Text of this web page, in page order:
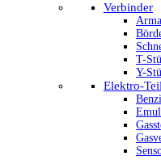
Verbinder
T-
Y-
Elektro-